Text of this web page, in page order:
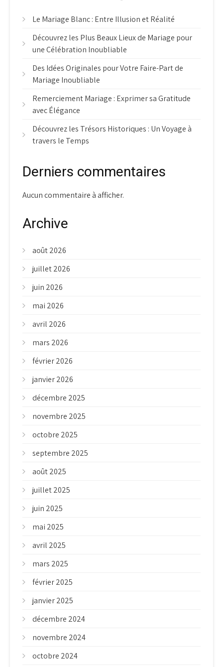
Le Mariage Blanc : Entre Illusion et Réalité
Découvrez les Plus Beaux Lieux de Mariage pour
une Célébration Inoubliable
Des Idées Originales pour Votre Faire-Part de
Mariage Inoubliable
Remerciement Mariage : Exprimer sa Gratitude
avec Élégance
Découvrez les Trésors Historiques : Un Voyage à
travers le Temps
Derniers commentaires
Aucun commentaire à afficher.
Archive
août 2026
juillet 2026
juin 2026
mai 2026
avril 2026
mars 2026
février 2026
janvier 2026
décembre 2025
novembre 2025
octobre 2025
septembre 2025
août 2025
juillet 2025
juin 2025
mai 2025
avril 2025
mars 2025
février 2025
janvier 2025
décembre 2024
novembre 2024
octobre 2024